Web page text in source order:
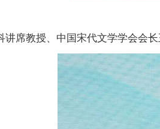
讲席教授、中国宋代文学学会会